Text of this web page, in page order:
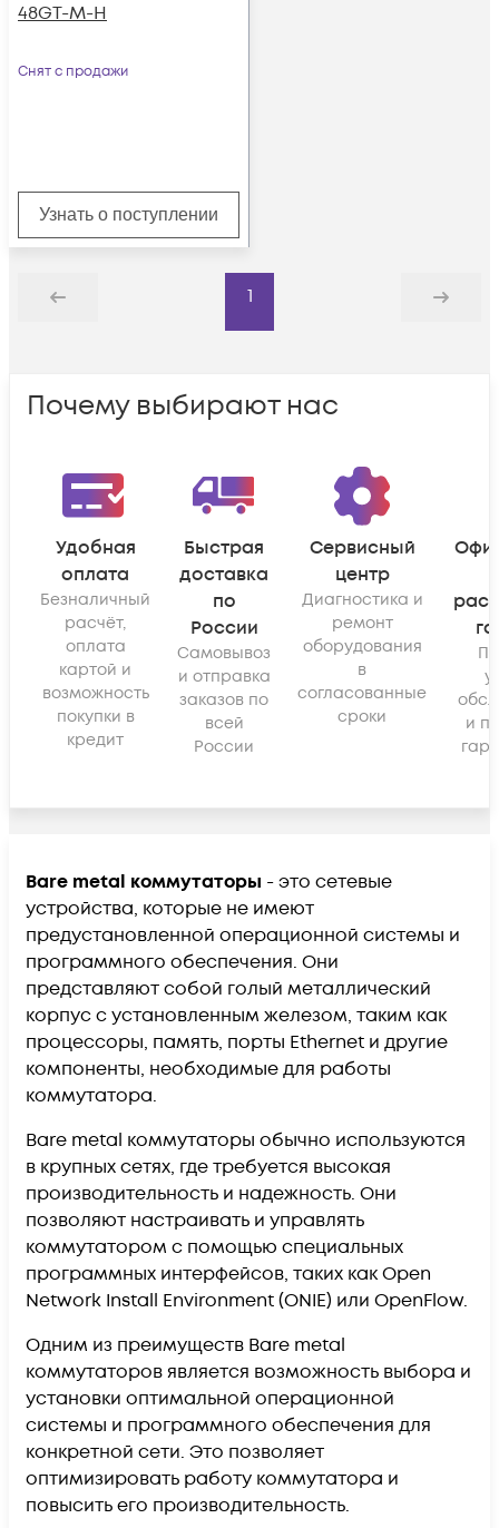
48GT-M-H
Снят с продажи
Узнать о поступлении
Назад
1
Дальше
Почему выбирают нас
Удобная
оплата
Безналичный
расчёт,
оплата
картой и
возможность
покупки в
кредит
Быстрая
доставка
по
России
Самовывоз
и отправка
заказов по
всей
России
Сервисный
центр
Диагностика и
ремонт
оборудования
в
согласованные
сроки
и
Bare metal коммутаторы - это сетевые
устройства, которые не имеют
предустановленной операционной системы и
программного обеспечения. Они
представляют собой голый металлический
корпус с установленным железом, таким как
процессоры, память, порты Ethernet и другие
компоненты, необходимые для работы
коммутатора.
Bare metal коммутаторы обычно используются
в крупных сетях, где требуется высокая
производительность и надежность. Они
позволяют настраивать и управлять
коммутатором с помощью специальных
программных интерфейсов, таких как Open
Network Install Environment (ONIE) или OpenFlow.
Одним из преимуществ Bare metal
коммутаторов является возможность выбора и
установки оптимальной операционной
системы и программного обеспечения для
конкретной сети. Это позволяет
оптимизировать работу коммутатора и
повысить его производительность.